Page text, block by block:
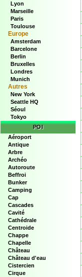
Lyon
Marseille
Paris
Toulouse
Europe
Amsterdam
Barcelone
Berlin
Bruxelles
Londres
Munich
Autres
New York
Seattle HQ
Séoul
Tokyo
POI
Aéroport
Antique
Arbre
Archéo
Autoroute
Beffroi
Bunker
Camping
Cap
Cascades
Cavité
Cathédrale
Centroide
Chappe
Chapelle
Château
Château d'eau
Cistercien
Cirque